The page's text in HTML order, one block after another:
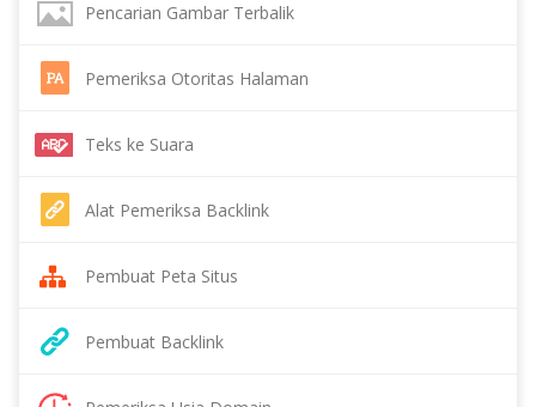
Pencarian Gambar Terbalik
Pemeriksa Otoritas Halaman
Teks ke Suara
Alat Pemeriksa Backlink
Pembuat Peta Situs
Pembuat Backlink